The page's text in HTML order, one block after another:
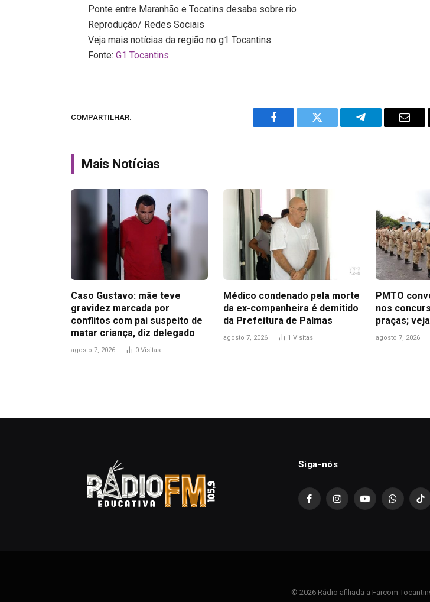
Ponte entre Maranhão e Tocatins desaba sobre rio
Reprodução/ Redes Sociais
Veja mais notícias da região no g1 Tocantins.
Fonte:G1 Tocantins
COMPARTILHAR.
Facebook Twitter Telegram Email
Mais Notícias
Caso Gustavo: mãe teve
gravidez marcada por
conflitos com pai suspeito de
matar criança, diz delegado
agosto 7, 2026 0 Visitas
Médico condenado pela morte
da ex-companheira é demitido
da Prefeitura de Palmas
agosto 7, 2026 1 Visitas
PMTO
nos
praças;
agosto 7, 2026
Siga-nós
FacebookInstagramYouTube
© 2026 Rádio afiliada a Farcom